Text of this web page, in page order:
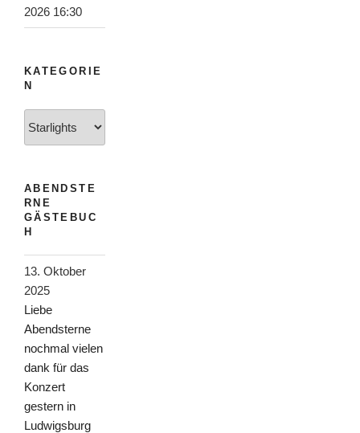
2026 16:30
KATEGORIE
N
ABENDSTE
RNE
GÄSTEBUC
H
13. Oktober
2025
Liebe
Abendsterne
nochmal vielen
dank für das
Konzert
gestern in
Ludwigsburg